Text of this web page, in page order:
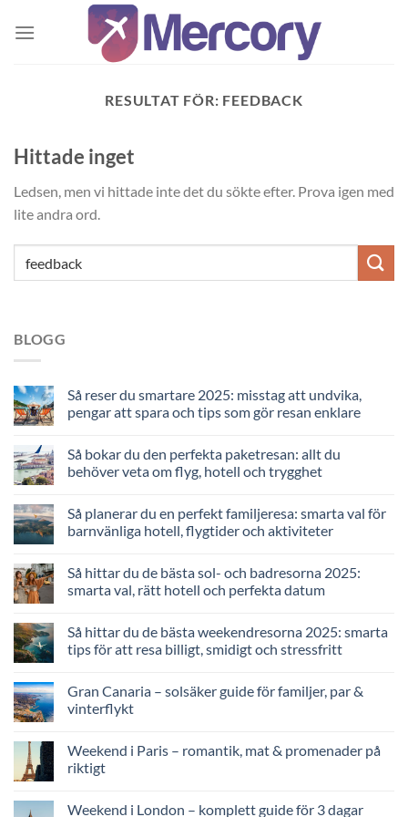
RESULTAT FÖR: FEEDBACK
Hittade inget
Ledsen, men vi hittade inte det du sökte efter. Prova igen med
lite andra ord.
BLOGG
Så reser du smartare 2025: misstag att undvika,
pengar att spara och tips som gör resan enklare
Så bokar du den perfekta paketresan: allt du
behöver veta om flyg, hotell och trygghet
Så planerar du en perfekt familjeresa: smarta val för
barnvänliga hotell, flygtider och aktiviteter
Så hittar du de bästa sol- och badresorna 2025:
smarta val, rätt hotell och perfekta datum
Så hittar du de bästa weekendresorna 2025: smarta
tips för att resa billigt, smidigt och stressfritt
Gran Canaria – solsäker guide för familjer, par &
vinterflykt
Weekend i Paris – romantik, mat & promenader på
riktigt
Weekend i London – komplett guide för 3 dagar